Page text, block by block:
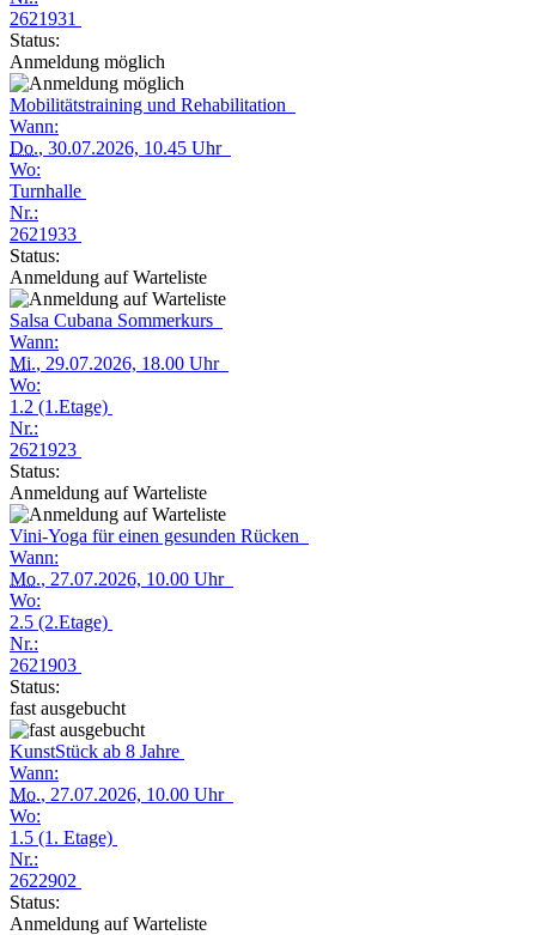
2621931
Status:
Anmeldung möglich
Mobilitätstraining und Rehabilitation
Wann:
Do., 30.07.2026, 10.45 Uhr
Wo:
Turnhalle
Nr.:
2621933
Status:
Anmeldung auf Warteliste
Salsa Cubana Sommerkurs
Wann:
Mi., 29.07.2026, 18.00 Uhr
Wo:
1.2 (1.Etage)
Nr.:
2621923
Status:
Anmeldung auf Warteliste
Vini-Yoga für einen gesunden Rücken
Wann:
Mo., 27.07.2026, 10.00 Uhr
Wo:
2.5 (2.Etage)
Nr.:
2621903
Status:
fast ausgebucht
KunstStück ab 8 Jahre
Wann:
Mo., 27.07.2026, 10.00 Uhr
Wo:
1.5 (1. Etage)
Nr.:
2622902
Status:
Anmeldung auf Warteliste